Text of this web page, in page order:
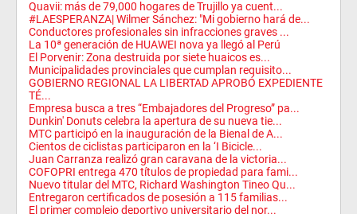
Quavii: más de 79,000 hogares de Trujillo ya cuent...
#LAESPERANZA| Wilmer Sánchez: "Mi gobierno hará de...
Conductores profesionales sin infracciones graves ...
La 10ª generación de HUAWEI nova ya llegó al Perú
El Porvenir: Zona destruida por siete huaicos es...
Municipalidades provinciales que cumplan requisito...
GOBIERNO REGIONAL LA LIBERTAD APROBÓ EXPEDIENTE
TÉ...
Empresa busca a tres “Embajadores del Progreso” pa...
Dunkin' Donuts celebra la apertura de su nueva tie...
MTC participó en la inauguración de la Bienal de A...
Cientos de ciclistas participaron en la ‘I Bicicle...
Juan Carranza realizó gran caravana de la victoria...
COFOPRI entrega 470 títulos de propiedad para fami...
Nuevo titular del MTC, Richard Washington Tineo Qu...
Entregaron certificados de posesión a 115 familias...
El primer complejo deportivo universitario del nor...